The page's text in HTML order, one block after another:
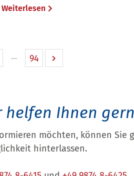
Weiterlesen
94
Ihnen
möchten, können Sie
hinterlassen.